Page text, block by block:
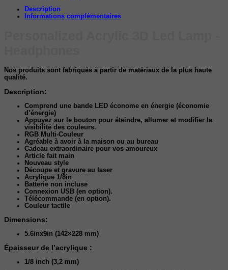
Description
Informations complémentaires
Nos produits sont fabriqués à partir de matériaux de la plus haute
qualité.
Description:
Comprend une bande LED économe en énergie (économie
d’énergie)
Appuyez sur le bouton pour éteindre, allumer et modifier la
visibilité des couleurs.
RGB Multi-Couleur
Agréable à avoir à la maison ou au bureau
Cadeau extraordinaire pour vos amoureux
Article fait main
Nouveau style
Découpe et gravure au laser
Acrylique 1/8in
Batterie non incluse
Connexion USB (en option).
Télécommande (en option).
Couleur tactile
Dimensions:
5.6inx9in (142×228 mm)
Épaisseur de l’acrylique :
1/8 inch (3,2 mm)